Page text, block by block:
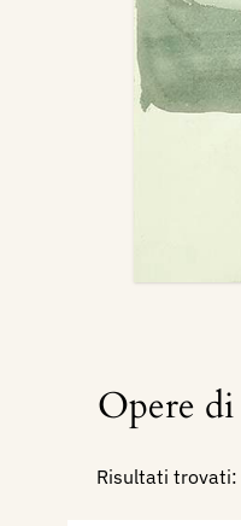
Opere di
Risultati trovati: